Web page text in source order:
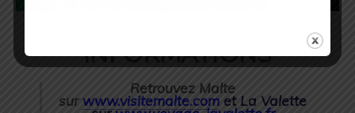
INFORMATIONS
Retrouvez Malte
sur www.visitemalte.com et La Valette